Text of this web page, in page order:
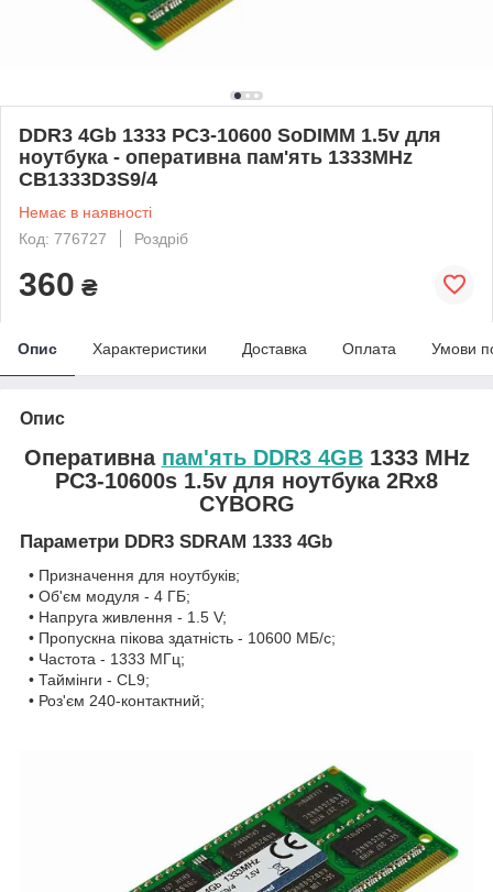
DDR3 4Gb 1333 PC3-10600 SoDIMM 1.5v для
ноутбука - оперативна пам'ять 1333MHz
CB1333D3S9/4
Немає в наявності
Код: 776727
Роздріб
360 ₴
Опис Характеристики Доставка Оплата Умови
Опис
Оперативна пам'ять DDR3 4GB1333 MHz
PC3-10600s 1.5v для ноутбука 2Rx8
CYBORG
Параметри DDR3 SDRAM 1333 4Gb
• Призначення для ноутбуків;
• Об'єм модуля - 4 ГБ;
• Напруга живлення - 1.5 V;
• Пропускна пікова здатність - 10600 МБ/с;
• Частота - 1333 МГц;
• Таймінги - CL9;
• Роз'єм 240-контактний;